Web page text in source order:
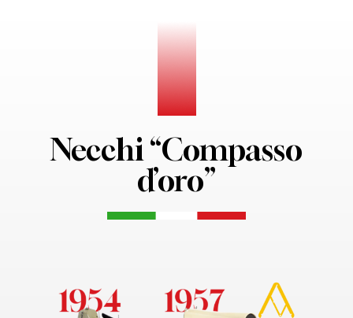
Necchi “Compasso
d’oro”